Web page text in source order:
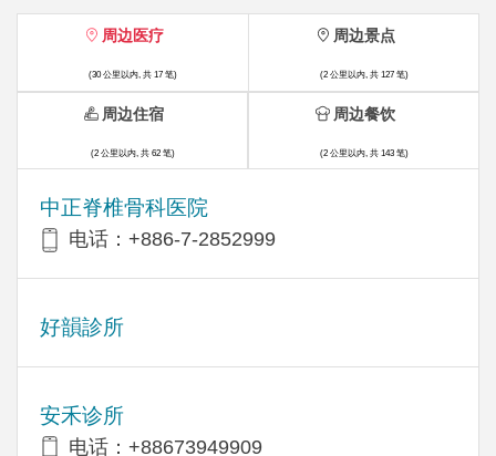
周边医疗
(30 公里以内, 共 17 笔)
中正脊椎骨科医院
电话：+886-7-2852999
好韻診所
安禾诊所
电话：+88673949909
周边景点
(2 公里以内, 共 127 笔)
周边住宿
(2 公里以内, 共 62 笔)
周边餐饮
(2 公里以内, 共 143 笔)